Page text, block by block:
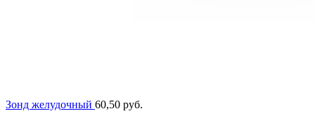
Зонд желудочный 60,50 руб.